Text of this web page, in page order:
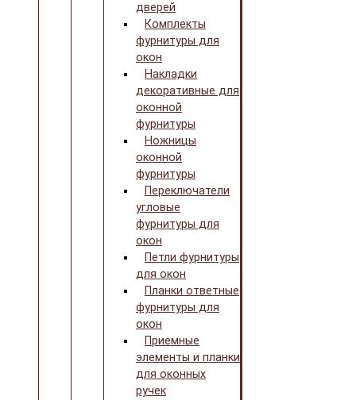
дверей
Комплекты
фурнитуры для
окон
Накладки
декоративные для
оконной
фурнитуры
Ножницы
оконной
фурнитуры
Переключатели
угловые
фурнитуры для
окон
Петли фурнитуры
для окон
Планки ответные
фурнитуры для
окон
Приемные
элементы и планки
для оконных
ручек